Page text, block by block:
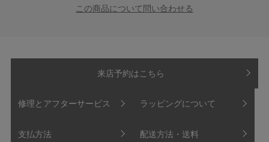
この商品について問い合わせる
来店予約はこちら
修理とアフターサービス ラッピングについて
支払方法 配送方法・送料